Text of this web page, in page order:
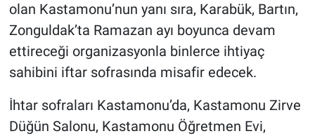
olan Kastamonu’nun yanı sıra, Karabük, Bartın,
Zonguldak’ta Ramazan ayı boyunca devam
ettireceği organizasyonla binlerce ihtiyaç
sahibini iftar sofrasında misafir edecek.
İhtar sofraları Kastamonu’da, Kastamonu Zirve
Düğün Salonu, Kastamonu Öğretmen Evi,